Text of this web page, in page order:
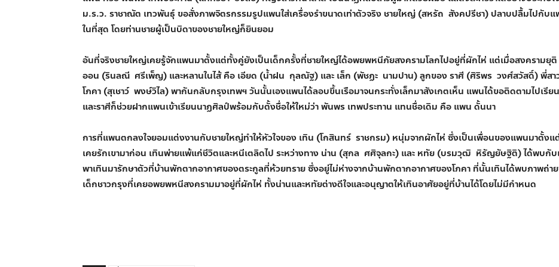
ม.ร.ว. ราชาณัต เทวพันธุ์ ขอสั่งภาพจิตรกรรมรูปแพนใส่เครื่องรำขนาดเท่าตัวจริง ชายใหญ่ (สหรัถ สังคปรีชา) ปลาบปลื้มไปกั
ในที่สุด โดยท่านชายผู้เป็นบิดาของชายใหญ่ก็ยินยอม
อันที่จริงชายใหญ่เคยรู้จักแพนมาตั้งแต่ทั้งคู่ยังเป็นเด็กครั้งที่ชายใหญ่ได้อพยพหนีภัยสงครามโลกไปอยู่ที่ผักไห่ แต่เมื่อสงครามยุ
ออน (รินลณี ศรีเพ็ญ) และหลานในไส้ คือ เอียด (น้ำฝน กุลณัฐ) และ เล็ก (พัชฏะ นามปาน) ลูกของ ราศี (ศิริพร วงศ์สวัสดิ์) พี่ส
โภคา (สุเชาว์ พงษ์วิไล) พากันกลับกรุงเทพฯ วันนั้นเองแพนได้ลอบขึ้นเรือมาจนกระทั่งเล็กมาสังเกตเห็น แพนได้ขอติดตามไปเ
และราศีก็ช่วยฝากแพนเข้าเรียนนาฏศิลป์พร้อมกับตั้งชื่อให้ใหม่ว่า พันพร เทพประทาน แทนชื่อเดิม คือ แพน ดั้นนา
การที่แพนตกลงใจยอมแต่งงานกับชายใหญ่ทำให้หัวใจของ เทิน (โกสินทร์ ราชกรม) หนุ่มจากผักไห่ ซึ่งเป็นเพื่อนของแพนมาตั้งแ
เคยรักเขามาก่อน เทินพ่ายแพ้แก่ชีวิตและหนีเตลิดไป ระหว่างทาง น่าน (สุกล ศศิจุลกะ) และ หทัย (บรมวุฒิ หิรัญยัษฐิติ) ได้พบกับ
พาเทินมารักษาตัวที่บ้านพักตากอากาศของตระกูลที่ห้วยทราย ซึ่งอยู่ไม่ห่างจากบ้านพักตากอากาศของโภคา ที่นั้นเทินได้พบภาพถ่
เด็กชาวกรุงที่เคยอพยพหนีสงครามมาอยู่ที่ผักไห่ ทั้งน่านและหทัยต่างดีใจและอนุญาตให้เทินอาศัยอยู่ที่บ้านได้โดยไม่มีกำหนด